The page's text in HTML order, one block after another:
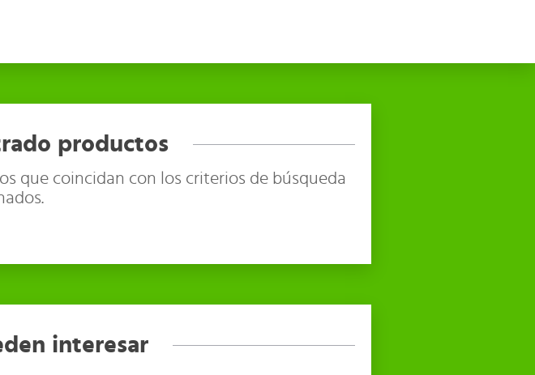
productos
que coincidan con los criterios de búsqueda
interesar